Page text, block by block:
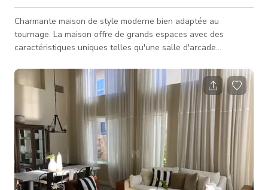
Charmante maison de style moderne bien adaptée au
tournage. La maison offre de grands espaces avec des
caractéristiques uniques telles qu'une salle d'arcade
décontractée, une grande cuisine, une bibliothèque et un
jardin polyvalent avec bar, pergola formelle, foyer en verre et
de nombreux sièges. Cette maison Las Brisas est lumineuse
avec des couleurs neutres partout - parfaite pour tous les
besoins d'éclairage. Elle dispose �